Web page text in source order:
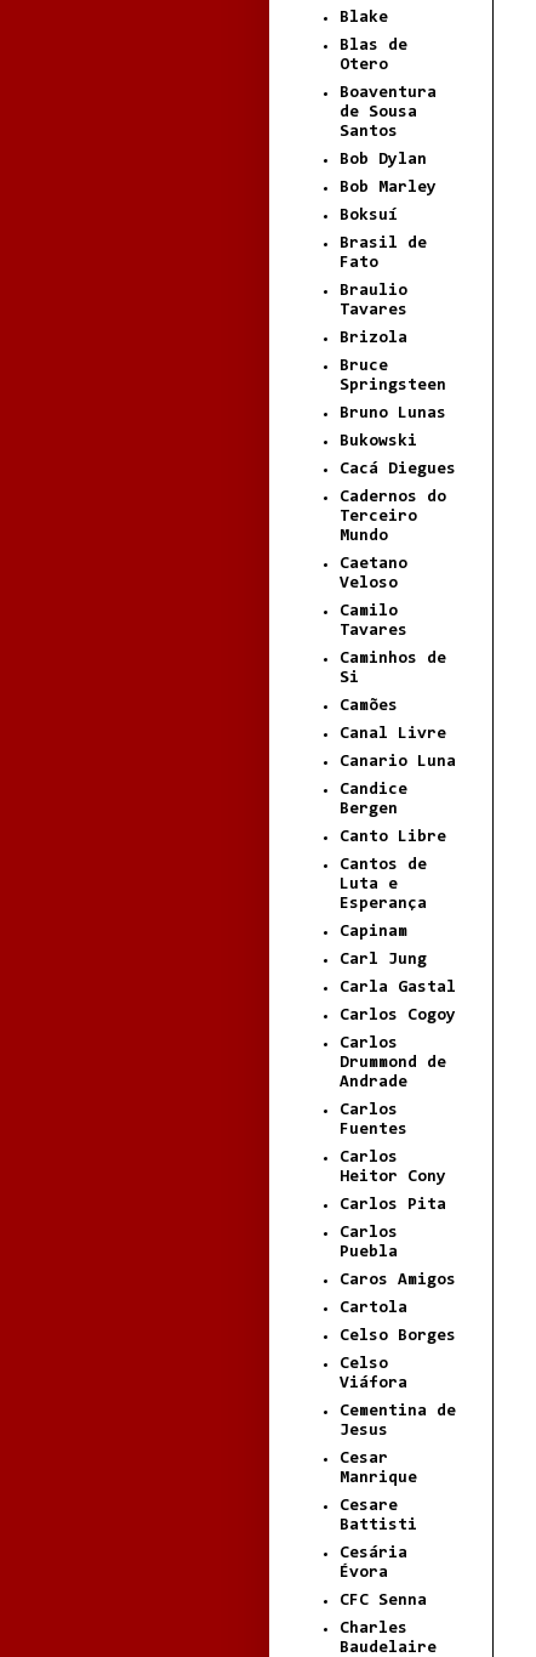
Blake
Blas de
Otero
Boaventura
de Sousa
Santos
Bob Dylan
Bob Marley
Boksuí
Brasil de
Fato
Braulio
Tavares
Brizola
Bruce
Springsteen
Bruno Lunas
Bukowski
Cacá Diegues
Cadernos do
Terceiro
Mundo
Caetano
Veloso
Camilo
Tavares
Caminhos de
Si
Camões
Canal Livre
Canario Luna
Candice
Bergen
Canto Libre
Cantos de
Luta e
Esperança
Capinam
Carl Jung
Carla Gastal
Carlos Cogoy
Carlos
Drummond de
Andrade
Carlos
Fuentes
Carlos
Heitor Cony
Carlos Pita
Carlos
Puebla
Caros Amigos
Cartola
Celso Borges
Celso
Viáfora
Cementina de
Jesus
Cesar
Manrique
Cesare
Battisti
Cesária
Évora
CFC Senna
Charles
Baudelaire